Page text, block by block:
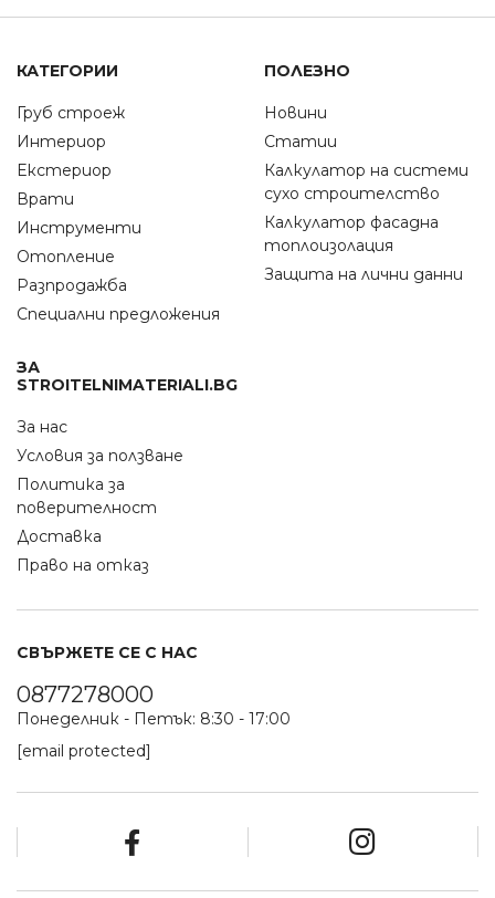
КАТЕГОРИИ
Груб строеж
Интериор
Екстериор
Врати
Инструменти
Отопление
Разпродажба
Специални предложения
ПОЛЕЗНО
Новини
Статии
Калкулатор на системи
сухо строителство
Калкулатор фасадна
топлоизолация
Защита на лични данни
ЗА
STROITELNIMATERIALI.BG
За нас
Условия за ползване
Политика за
поверителност
Доставка
Право на отказ
СВЪРЖЕТЕ СЕ С НАС
0877278000
Понеделник - Петък: 8:30 - 17:00
[email protected]